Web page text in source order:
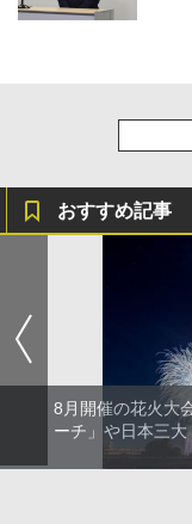
おすすめ記事
8月開催の花火大
ーチ」や日本三大